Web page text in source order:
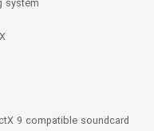
system
9 compatible soundcard